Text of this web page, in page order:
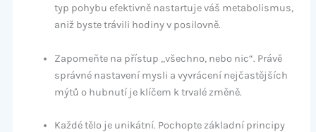
typ pohybu efektivně nastartuje váš metabolismus,
aniž byste trávili hodiny v posilovně.
Zapomeňte na přístup „všechno, nebo nic“. Právě
správné nastavení mysli a vyvrácení nejčastějších
mýtů o hubnutí je klíčem k trvalé změně.
Každé tělo je unikátní. Pochopte základní principy